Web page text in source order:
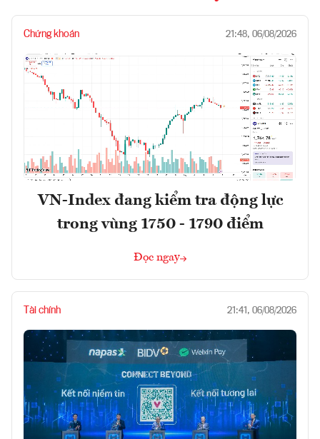
Chứng khoán 21:48, 06/08/2026
VN-Index đang kiểm tra động lực
trong vùng 1750 - 1790 điểm
Đọc ngay
Tài chính 21:41, 06/08/2026